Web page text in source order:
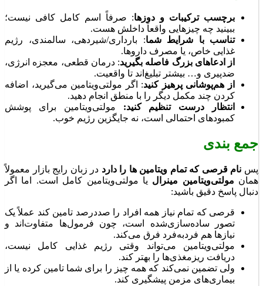
برچسب ترکیبات و دوزها: صرفاً اسم کامل کافی نیست؛
ببینید چه چیزهایی واقعاً داخلش هست.
تناسب با شرایط شما: بارداری/شیردهی، سالمندی، رژیم
غذایی خاص، یا مصرف داروها.
از ادعاهای بزرگ فاصله بگیرید: درمان قطعی، معجزه انرژی،
ضدپیری و… بیشتر تبلیغ‌اند تا واقعیت.
از هم‌پوشانی پرهیز کنید: اگر مولتی‌ویتامین می‌گیرید، اضافه
کردن چند مکمل دیگر را با منطق انجام دهید.
انتظار درست تنظیم کنید: مولتی‌ویتامین برای پوشش
کمبودهای احتمالی است، نه جایگزین رژیم خوب.
جمع بندی
پس نام قرصی که تمام ویتامین ها را دارد در زبان رایج بازار معمولاً
همان مولتی‌ویتامین مینرال یا مولتی‌ویتامین کامل است. اما اگر
دنبال پاسخ دقیق باشید:
قرصی که تمام نیاز همه افراد را صددرصد تامین کند عملاً یک
تصور ساده‌سازی‌شده است، چون فرمول‌ها متفاوت‌اند و
نیازها هم فردبه‌فرد فرق می‌کند.
مولتی‌ویتامین می‌تواند وقتی رژیم غذایی کامل نیست،
دریافت ریزمغذی‌ها را بهتر کند.
ولی تضمین نمی‌کند که همه چیز را برای شما تامین کرده یا از
بیماری‌های مزمن پیشگیری کند.